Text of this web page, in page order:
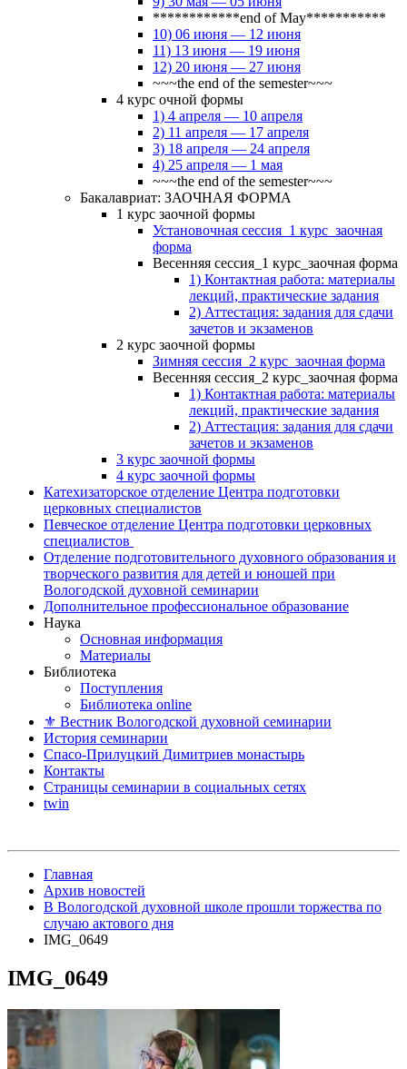
************end of May***********
10) 06 июня — 12 июня
11) 13 июня — 19 июня
12) 20 июня — 27 июня
~~~the end of the semester~~~
4 курс очной формы
1) 4 апреля — 10 апреля
2) 11 апреля — 17 апреля
3) 18 апреля — 24 апреля
4) 25 апреля — 1 мая
~~~the end of the semester~~~
Бакалавриат: ЗАОЧНАЯ ФОРМА
1 курс заочной формы
Установочная сессия_1 курс_заочная
форма
Весенняя сессия_1 курс_заочная форма
1) Контактная работа: материалы
лекций, практические задания
2) Аттестация: задания для сдачи
зачетов и экзаменов
2 курс заочной формы
Зимняя сессия_2 курс_заочная форма
Весенняя сессия_2 курс_заочная форма
1) Контактная работа: материалы
лекций, практические задания
2) Аттестация: задания для сдачи
зачетов и экзаменов
3 курс заочной формы
4 курс заочной формы
Катехизаторское отделение Центра подготовки
церковных специалистов
Певческое отделение Центра подготовки церковных
специалистов
Отделение подготовительного духовного образования и
творческого развития для детей и юношей при
Вологодской духовной семинарии
Дополнительное профессиональное образование
Наука
Основная информация
Материалы
Библиотека
Поступления
Библиотека online
⚜ Вестник Вологодской духовной семинарии
История семинарии
Спасо-Прилуцкий Димитриев монастырь
Контакты
Страницы семинарии в социальных сетях
twin
Главная
Архив новостей
В Вологодской духовной школе прошли торжества по
случаю актового дня
IMG_0649
IMG_0649